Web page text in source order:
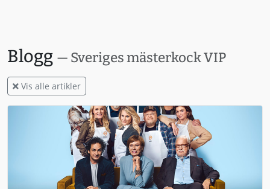
Blogg — Sveriges mästerkock VIP
Vis alle artikler